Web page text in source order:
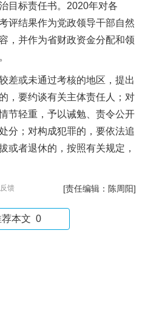
目标责任书。2020年对各
评结果作为党政领导干部自然
，并作为省财政资金分配和领
差或未通过考核的地区，提出
，要约谈有关主体责任人；对
节轻重，予以诫勉、责令公开
分；对构成犯罪的，要依法追
或者退休的，按照有关规定，
馈 [责任编辑：陈周阳]
荐本文 0